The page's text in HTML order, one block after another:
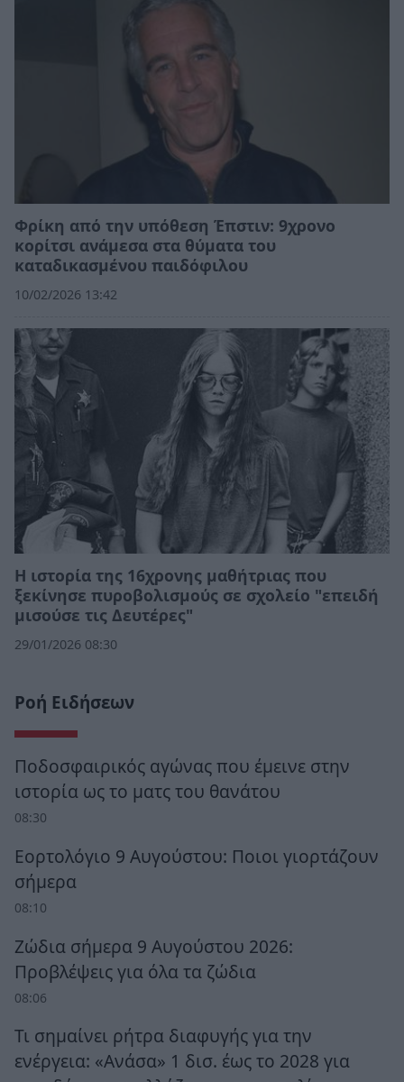
Φρίκη από την υπόθεση Έπστιν: 9χρονο
κορίτσι ανάμεσα στα θύματα του
καταδικασμένου παιδόφιλου
10/02/2026 13:42
Η ιστορία της 16χρονης μαθήτριας που
ξεκίνησε πυροβολισμούς σε σχολείο "επειδή
μισούσε τις Δευτέρες"
29/01/2026 08:30
Ροή Ειδήσεων
Ποδοσφαιρικός αγώνας που έμεινε στην
ιστορία ως το ματς του θανάτου
08:30
Εορτολόγιο 9 Αυγούστου: Ποιοι γιορτάζουν
σήμερα
08:10
Ζώδια σήμερα 9 Αυγούστου 2026:
Προβλέψεις για όλα τα ζώδια
08:06
Τι σημαίνει ρήτρα διαφυγής για την
ενέργεια: «Ανάσα» 1 δισ. έως το 2028 για